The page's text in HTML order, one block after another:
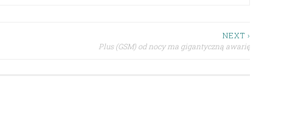
NEXT ›
Plus (GSM) od nocy ma gigantyczną awarię